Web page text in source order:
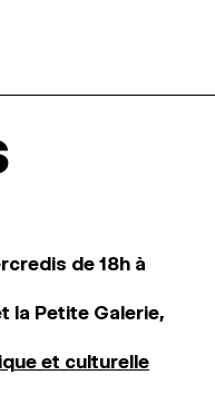
de 18h à
la Petite Galerie,
et culturelle